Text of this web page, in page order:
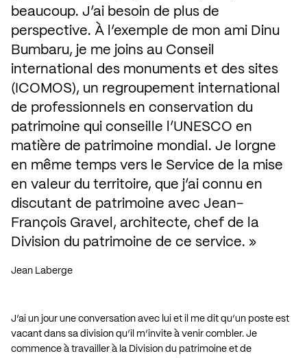
beaucoup. J’ai besoin de plus de
perspective. À l’exemple de mon ami Dinu
Bumbaru, je me joins au Conseil
international des monuments et des sites
(ICOMOS), un regroupement international
de professionnels en conservation du
patrimoine qui conseille l’UNESCO en
matière de patrimoine mondial. Je lorgne
en même temps vers le Service de la mise
en valeur du territoire, que j’ai connu en
discutant de patrimoine avec Jean-
François Gravel, architecte, chef de la
Division du patrimoine de ce service.
Jean Laberge
J’ai un jour une conversation avec lui et il me dit qu’un poste est
vacant dans sa division qu’il m’invite à venir combler. Je
commence à travailler à la Division du patrimoine et de